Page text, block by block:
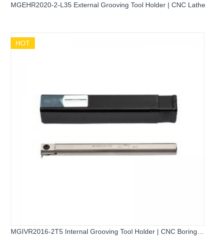
MGEHR2020-2-L35 External Grooving Tool Holder | CNC Lathe
HOT
MGIVR2016-2T5 Internal Grooving Tool Holder | CNC Boring